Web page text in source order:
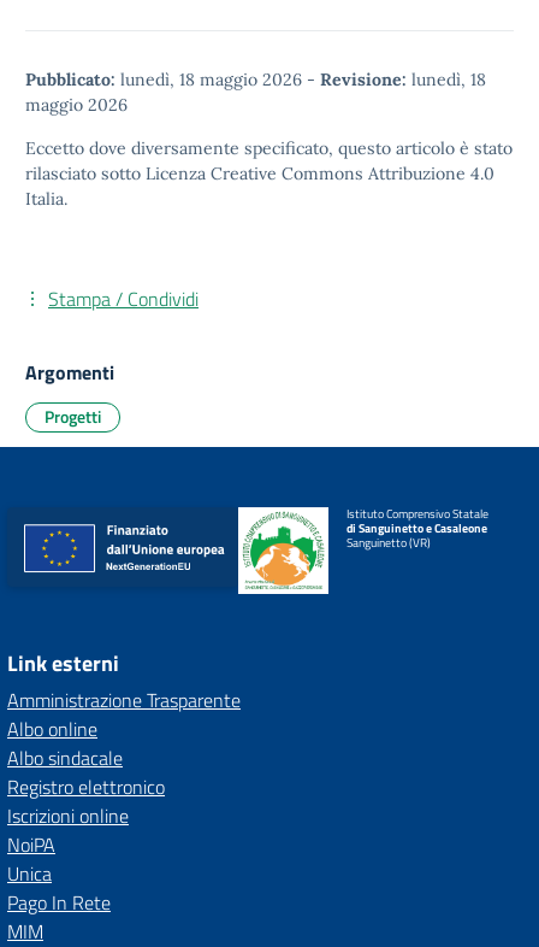
Pubblicato: lunedì, 18 maggio 2026 - Revisione: lunedì, 18
maggio 2026
Eccetto dove diversamente specificato, questo articolo è stato
rilasciato sotto Licenza Creative Commons Attribuzione 4.0
Italia.
Stampa / Condividi
Argomenti
Progetti
Istituto Comprensivo Statale
di Sanguinetto e Casaleone
Sanguinetto (VR)
Link esterni
Amministrazione Trasparente
Albo online
Albo sindacale
Registro elettronico
Iscrizioni online
NoiPA
Unica
Pago In Rete
MIM